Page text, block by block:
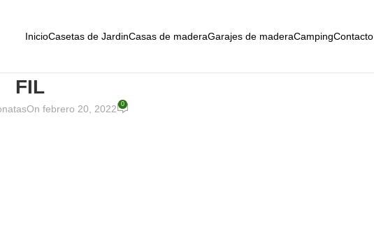
InicioCasetas de JardinCasas de maderaGarajes de maderaCampingContacto
FIL
On febrero 20, 2022 0